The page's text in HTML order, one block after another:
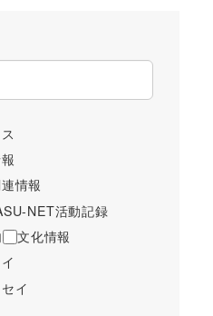
情報
NET活動記録
文化情報
イ